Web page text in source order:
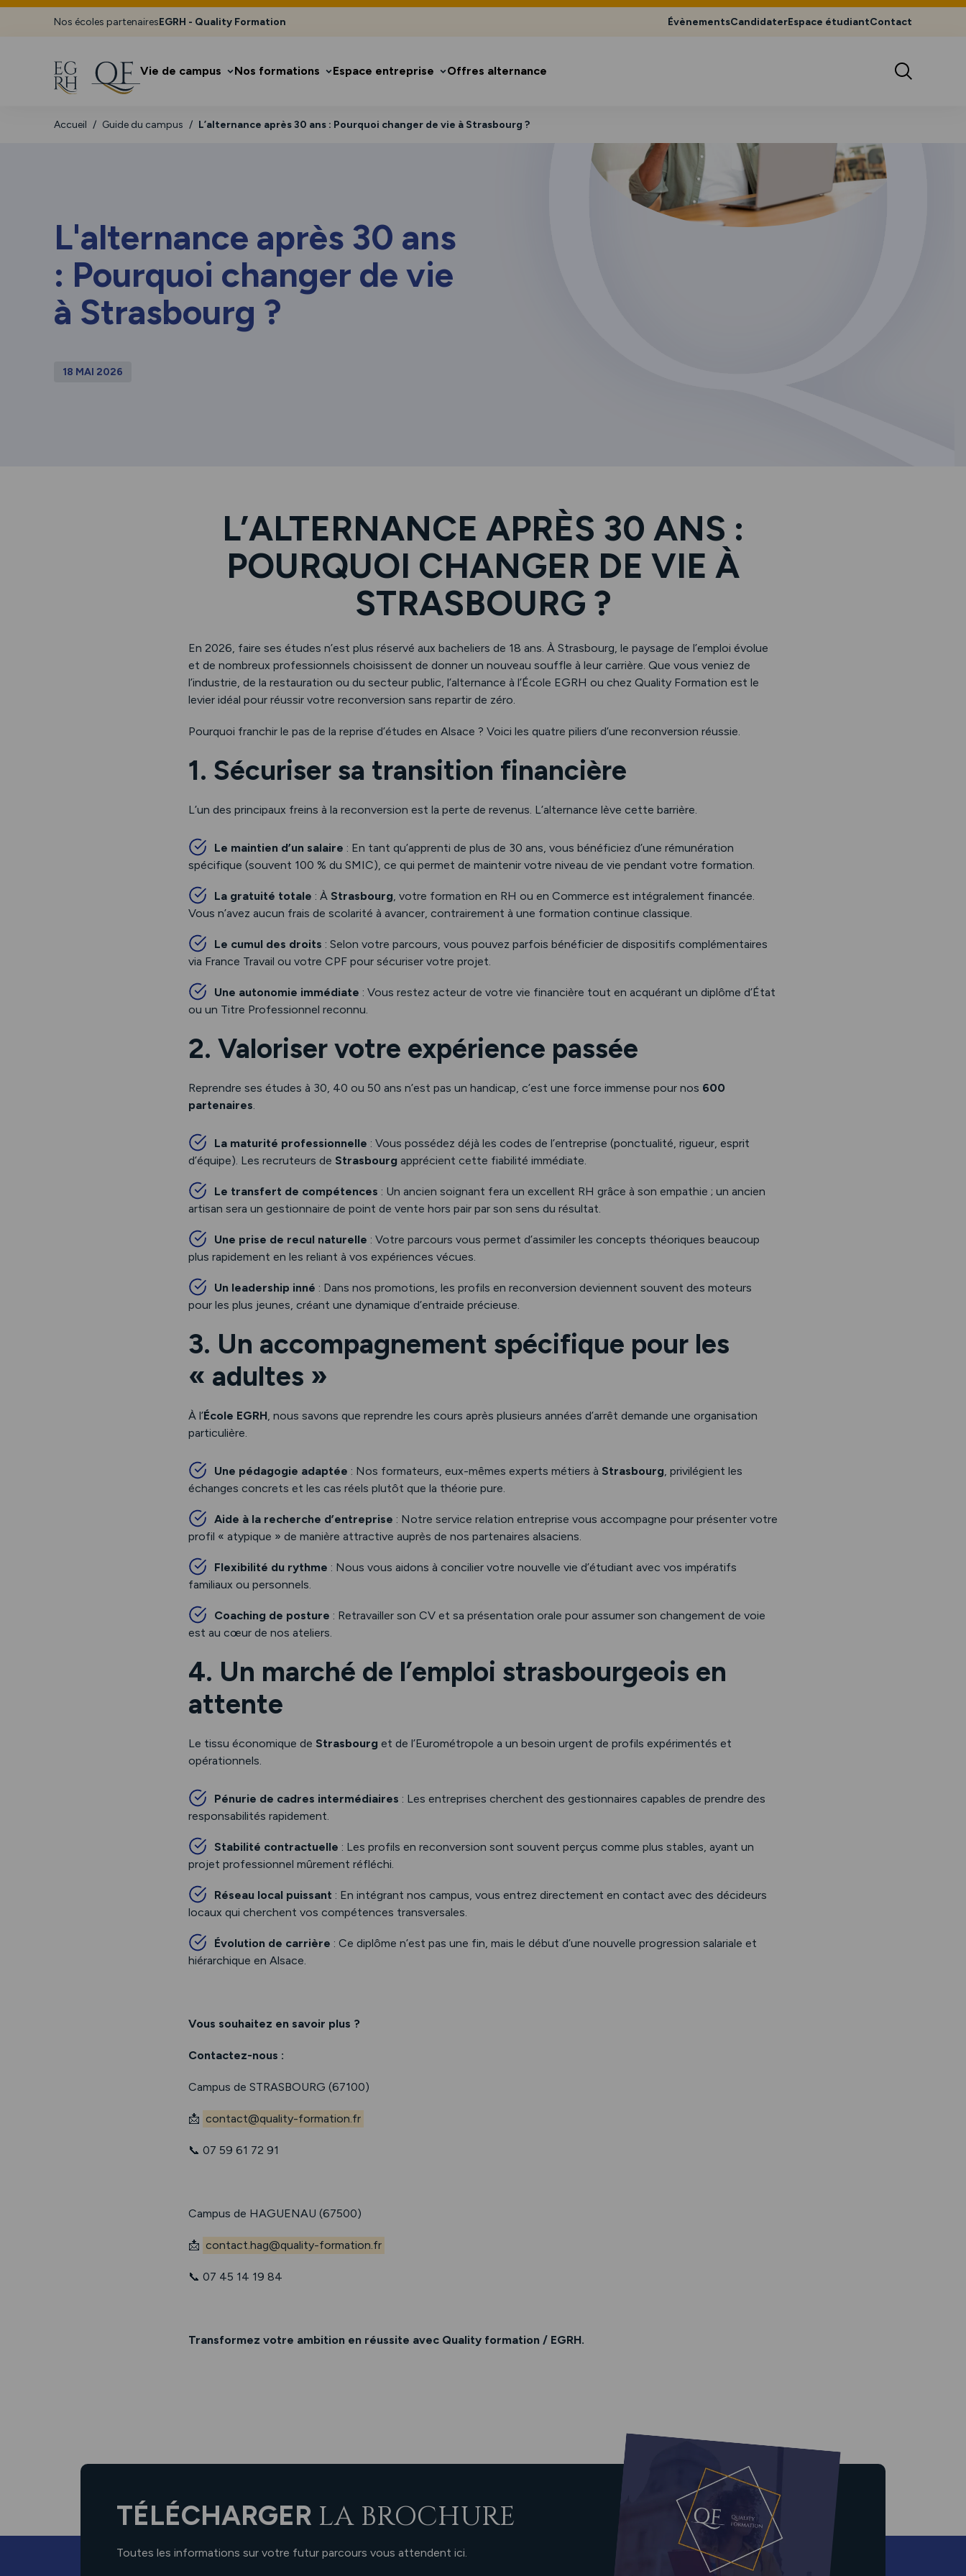
Nos écoles partenairesEGRH - Quality Formation ÉvènementsCandidaterEspace étudiantContact
Vie de campus Nos formations Espace entreprise Offres alternance
Accueil Guide du campus L’alternance après 30 ans : Pourquoi changer de vie à Strasbourg ?
L'alternance après 30 ans
: Pourquoi changer de vie
à Strasbourg ?
18 MAI 2026
L’ALTERNANCE APRÈS 30 ANS :
POURQUOI CHANGER DE VIE À
STRASBOURG ?
En 2026, faire ses études n’est plus réservé aux bacheliers de 18 ans. À Strasbourg, le paysage de l’emploi évolue
et de nombreux professionnels choisissent de donner un nouveau souffle à leur carrière. Que vous veniez de
l’industrie, de la restauration ou du secteur public, l’alternance à l’École EGRH ou chez Quality Formation est le
levier idéal pour réussir votre reconversion sans repartir de zéro.
Pourquoi franchir le pas de la reprise d’études en Alsace ? Voici les quatre piliers d’une reconversion réussie.
1. Sécuriser sa transition financière
L’un des principaux freins à la reconversion est la perte de revenus. L’alternance lève cette barrière.
Le maintien d’un salaire : En tant qu’apprenti de plus de 30 ans, vous bénéficiez d’une rémunération
spécifique (souvent 100 % du SMIC), ce qui permet de maintenir votre niveau de vie pendant votre formation.
La gratuité totale : À Strasbourg, votre formation en RH ou en Commerce est intégralement financée.
Vous n’avez aucun frais de scolarité à avancer, contrairement à une formation continue classique.
Le cumul des droits : Selon votre parcours, vous pouvez parfois bénéficier de dispositifs complémentaires
via France Travail ou votre CPF pour sécuriser votre projet.
Une autonomie immédiate : Vous restez acteur de votre vie financière tout en acquérant un diplôme d’État
ou un Titre Professionnel reconnu.
2. Valoriser votre expérience passée
Reprendre ses études à 30, 40 ou 50 ans n’est pas un handicap, c’est une force immense pour nos 600
partenaires.
La maturité professionnelle : Vous possédez déjà les codes de l’entreprise (ponctualité, rigueur, esprit
d’équipe). Les recruteurs de Strasbourg apprécient cette fiabilité immédiate.
Le transfert de compétences : Un ancien soignant fera un excellent RH grâce à son empathie ; un ancien
artisan sera un gestionnaire de point de vente hors pair par son sens du résultat.
Une prise de recul naturelle : Votre parcours vous permet d’assimiler les concepts théoriques beaucoup
plus rapidement en les reliant à vos expériences vécues.
Un leadership inné : Dans nos promotions, les profils en reconversion deviennent souvent des moteurs
pour les plus jeunes, créant une dynamique d’entraide précieuse.
3. Un accompagnement spécifique pour les
« adultes »
À l’École EGRH, nous savons que reprendre les cours après plusieurs années d’arrêt demande une organisation
particulière.
Une pédagogie adaptée : Nos formateurs, eux-mêmes experts métiers à Strasbourg, privilégient les
échanges concrets et les cas réels plutôt que la théorie pure.
Aide à la recherche d’entreprise : Notre service relation entreprise vous accompagne pour présenter votre
profil « atypique » de manière attractive auprès de nos partenaires alsaciens.
Flexibilité du rythme : Nous vous aidons à concilier votre nouvelle vie d’étudiant avec vos impératifs
familiaux ou personnels.
Coaching de posture : Retravailler son CV et sa présentation orale pour assumer son changement de voie
est au cœur de nos ateliers.
4. Un marché de l’emploi strasbourgeois en
attente
Le tissu économique de Strasbourg et de l’Eurométropole a un besoin urgent de profils expérimentés et
opérationnels.
Pénurie de cadres intermédiaires : Les entreprises cherchent des gestionnaires capables de prendre des
responsabilités rapidement.
Stabilité contractuelle : Les profils en reconversion sont souvent perçus comme plus stables, ayant un
projet professionnel mûrement réfléchi.
Réseau local puissant : En intégrant nos campus, vous entrez directement en contact avec des décideurs
locaux qui cherchent vos compétences transversales.
Évolution de carrière : Ce diplôme n’est pas une fin, mais le début d’une nouvelle progression salariale et
hiérarchique en Alsace.
Vous souhaitez en savoir plus ?
Contactez-nous :
Campus de STRASBOURG (67100)
📩 contact@quality-formation.fr
📞 07 59 61 72 91
Campus de HAGUENAU (67500)
📩 contact.hag@quality-formation.fr
📞 07 45 14 19 84
Transformez votre ambition en réussite avec Quality formation / EGRH.
TÉLÉCHARGER LA BROCHURE
Toutes les informations sur votre futur parcours vous attendent ici.